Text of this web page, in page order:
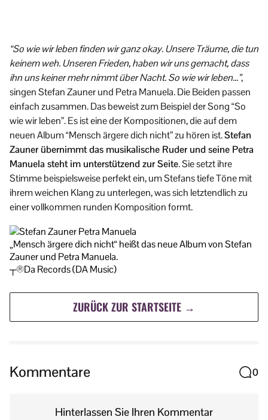
“So wie wir leben finden wir ganz okay. Unsere Träume, die tun
keinem weh. Unseren Frieden, haben wir uns gemacht, dass
ihn uns keiner mehr nimmt über Nacht. So wie wir leben…”,
singen Stefan Zauner und Petra Manuela. Die Beiden passen
einfach zusammen. Das beweist zum Beispiel der Song “So
wie wir leben”. Es ist eine der Kompositionen, die auf dem
neuen Album “Mensch ärgere dich nicht” zu hören ist.Stefan
Zauner übernimmt das musikalische Ruder und seine Petra
Manuela steht im unterstützend zur Seite. Sie setzt ihre
Stimme beispielsweise perfekt ein, um Stefans tiefe Töne mit
ihrem weichen Klang zu unterlegen, was sich letztendlich zu
einer vollkommen runden Komposition formt.
„Mensch ärgere dich nicht“ heißt das neue Album von Stefan
Zauner und Petra Manuela.
┬®Da Records (DA Music)
ZURÜCK ZUR STARTSEITE →
Kommentare 0
Hinterlassen Sie Ihren Kommentar